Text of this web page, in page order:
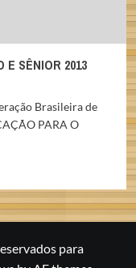
E SÊNIOR 2013
Brasileira de
PARA O
para